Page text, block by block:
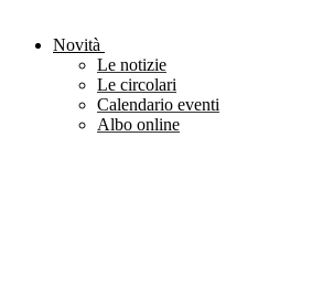
Novità
Le notizie
Le circolari
Calendario eventi
Albo online